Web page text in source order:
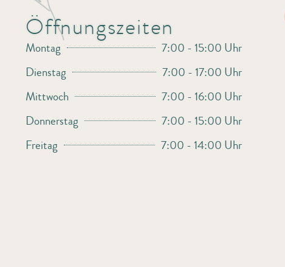
Öffnungszeiten
Montag
7:00 - 15:00 Uhr
Dienstag
7:00 - 17:00 Uhr
Mittwoch
7:00 - 16:00 Uhr
Donnerstag
7:00 - 15:00 Uhr
Freitag
7:00 - 14:00 Uhr